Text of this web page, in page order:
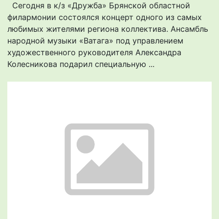
Сегодня в к/з «Дружба» Брянской областной
филармонии состоялся концерт одного из самых
любимых жителями региона коллектива. Ансамбль
народной музыки «Ватага» под управлением
художественного руководителя Александра
Колесникова подарил специальную ...